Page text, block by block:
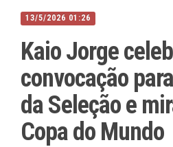
13/5/2026 01:26
Kaio Jorge
convocação
da Seleção e
Copa do Mundo